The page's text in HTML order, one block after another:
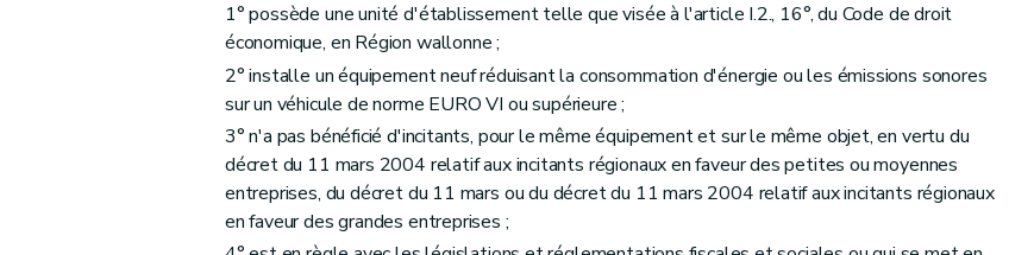
1° possède une unité d'établissement telle que visée à l'article I.2., 16°, du Code de droit
économique, en Région wallonne ;
2° installe un équipement neuf réduisant la consommation d'énergie ou les émissions sonores
sur un véhicule de norme EURO VI ou supérieure ;
3° n'a pas bénéficié d'incitants, pour le même équipement et sur le même objet, en vertu du
décret du 11 mars 2004 relatif aux incitants régionaux en faveur des petites ou moyennes
entreprises, du décret du 11 mars ou du décret du 11 mars 2004 relatif aux incitants régionaux
en faveur des grandes entreprises ;